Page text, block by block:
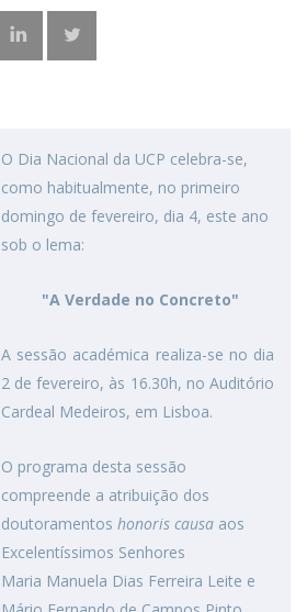
O Dia Nacional da UCP celebra-se,
como habitualmente, no primeiro
domingo de fevereiro, dia 4, este ano
sob o lema:
"A Verdade no Concreto"
A sessão académica realiza-se no dia
2 de fevereiro, às 16.30h, no Auditório
Cardeal Medeiros, em Lisboa.
O programa desta sessão
compreende a atribuição dos
doutoramentos honoris causa aos
Excelentíssimos Senhores
Maria Manuela Dias Ferreira Leite e